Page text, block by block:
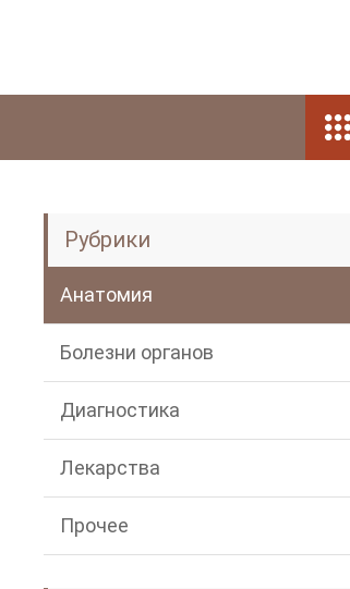
Рубрики
Анатомия
Болезни органов
Диагностика
Лекарства
Прочее